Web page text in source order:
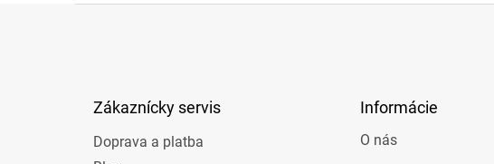
Zákaznícky servis
Doprava a platba
Informácie
O nás